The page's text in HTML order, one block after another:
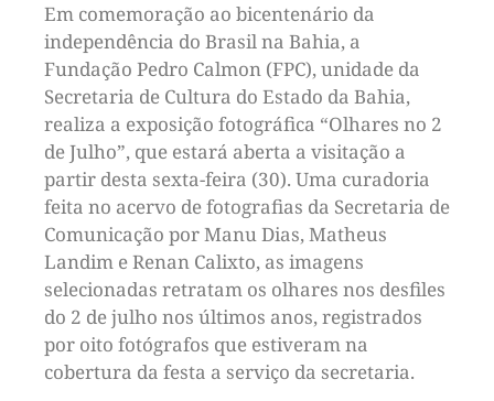
Em comemoração ao bicentenário da
independência do Brasil na Bahia, a
Fundação Pedro Calmon (FPC), unidade da
Secretaria de Cultura do Estado da Bahia,
realiza a exposição fotográfica “Olhares no 2
de Julho”, que estará aberta a visitação a
partir desta sexta-feira (30). Uma curadoria
feita no acervo de fotografias da Secretaria de
Comunicação por Manu Dias, Matheus
Landim e Renan Calixto, as imagens
selecionadas retratam os olhares nos desfiles
do 2 de julho nos últimos anos, registrados
por oito fotógrafos que estiveram na
cobertura da festa a serviço da secretaria.